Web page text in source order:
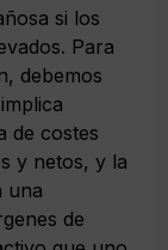
si los
Para
debemos
de costes
y netos, y la
una
de